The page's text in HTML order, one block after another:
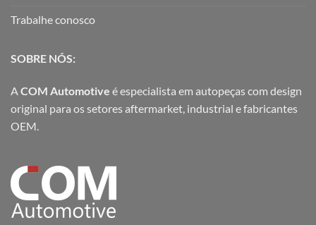
Trabalhe conosco
SOBRE NÓS:
A COM Automotive é especialista em autopeças com design
original para os setores aftermarket, industrial e fabricantes
OEM.